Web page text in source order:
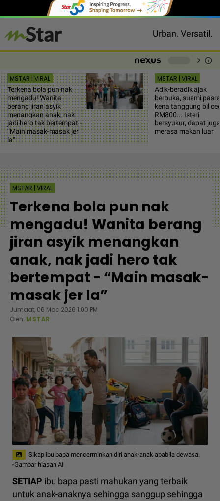
Urban. Versatil.
chevron_right info
MSTAR | VIRAL
Terkena bola pun nak
mengadu! Wanita
berang jiran asyik
menangkan anak, nak
jadi hero tak bertempat -
“Main masak-masak jer
la”
MSTAR | VIRAL
Adik-beradik ajak
berbuka, suami
kena tanggung bil
RM800... Isteri
bersyukur, dapat juga
merasa makan luar
MSTAR | VIRAL
Terkena bola pun nak
mengadu! Wanita berang
jiran asyik menangkan
anak, nak jadi hero tak
bertempat - “Main masak-
masak jer la”
Jumaat, 06 Mac 2026 1:00 PM
Oleh: MSTAR
Sikap ibu bapa mencerminkan diri anak-anak apabila dewasa.
-Gambar hiasan AI
SETIAP ibu bapa pasti mahukan yang terbaik
untuk anak-anaknya sehingga sanggup sehingga